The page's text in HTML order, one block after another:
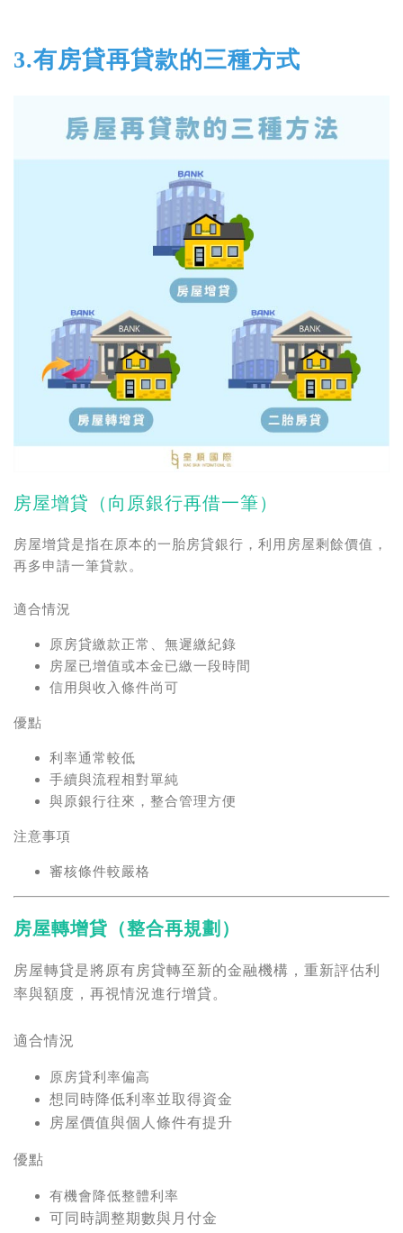
3.有房貸再貸款的三種方式
房屋增貸 （向原銀行再借一筆）
房屋增貸是指在原本的一胎房貸銀行，利用房屋剩餘價值，
再多申請一筆貸款。
適合情況
原房貸繳款正常、無遲繳紀錄
房屋已增值或本金已繳一段時間
信用與收入條件尚可
優點
利率通常較低
手續與流程相對單純
與原銀行往來，整合管理方便
注意事項
審核條件較嚴格
房屋轉增貸 （整合再規劃）
房屋轉貸是將原有房貸轉至新的金融機構，重新評估利
率與額度，再視情況進行增貸。
適合情況
原房貸利率偏高
想同時降低利率並取得資金
房屋價值與個人條件有提升
優點
有機會降低整體利率
可同時調整期數與月付金